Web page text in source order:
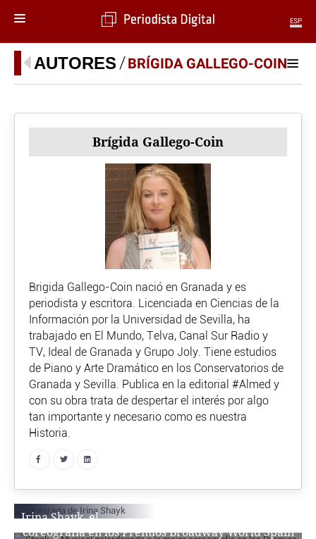
ESP
MENÚ
SECCIONES
PERIODISMO
ECONOMÍA
MAGAZINE
OTRAS WEBS
CRIMEN Y CASTIGO
MOTOR
RELIGION
TRAVELLERS
EXPERTOS
GASTRONOMÍA
3SEGUNDOS
CORONAVIRUS
AUTORES BRÍGIDA GALLEGO-COIN
Brígida Gallego-Coin
Brigida Gallego-Coin nació en Granada y es
periodista y escritora. Licenciada en Ciencias de la
Información por la Universidad de Sevilla, ha
trabajado en El Mundo, Telva, Canal Sur Radio y
TV, Ideal de Granada y Grupo Joly. Tiene estudios
de Piano y Arte Dramático en los Conservatorios de
Granada y Sevilla. Publica en la editorial #Almed y
con su obra trata de despertar el interés por algo
tan importante y necesario como es nuestra
Historia.
Irina Shayk, el
‘deslumbrante desnudo’
Shrek el Musical galardonado a la mejor
coreografía en los Premios Broadway World Spain